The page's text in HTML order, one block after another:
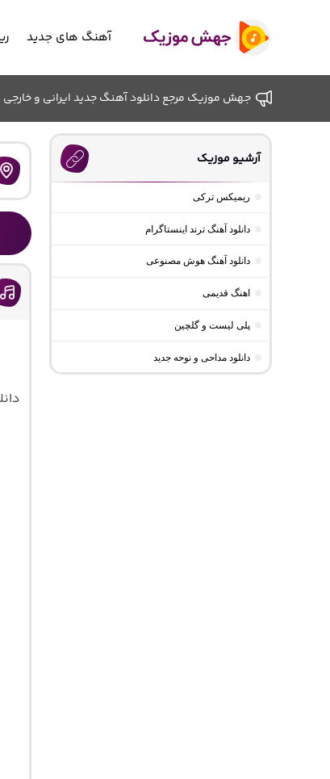
آهنگ های جدید
جهش موزیک مرجع دانلود آهنگ جدید ایرانی و خارجی
آرشیو موزیک
ریمیکس ترکی
دانلود آهنگ ترند اینستاگرام
دانلود آهنگ هوش مصنوعی
اهنگ قدیمی
پلی لیست و گلچین
دانلود مداحی و نوحه جدید